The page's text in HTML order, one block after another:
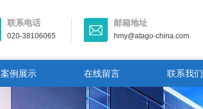
联系电话
020-38106065
邮箱地址
hmy@atago-china.com
案例展示 在线留言 联系我们